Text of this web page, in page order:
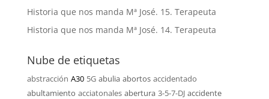
Historia que nos manda Mª José. 15. Terapeuta
Historia que nos manda Mª José. 14. Terapeuta
Nube de etiquetas
abstracción A30 5G abulia abortos accidentado
abultamiento acciatonales abertura 3-5-7-DJ accidente